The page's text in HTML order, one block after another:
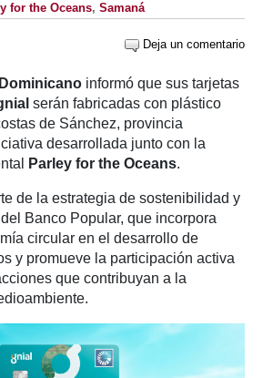
for the Oceans, Samaná
Deja un comentario
informó que sus tarjetas
serán fabricadas con plástico
de Sánchez, provincia
desarrollada junto con la
Parley for the Oceans.
de la estrategia de sostenibilidad y
Banco Popular, que incorpora
circular en el desarrollo de
y promueve la participación activa
que contribuyan a la